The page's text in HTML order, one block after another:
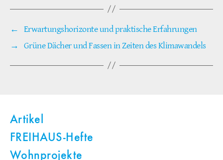
← Erwartungshorizonte und praktische Erfahrungen
→ Grüne Dächer und Fassen in Zeiten des Klimawandels
Artikel
FREIHAUS-Hefte
Wohnprojekte